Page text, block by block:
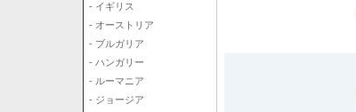
- イギリス
- オーストリア
- ブルガリア
- ハンガリー
- ルーマニア
- ジョージア